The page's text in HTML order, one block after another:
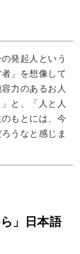
発起人という
」を想像して
力のあるお人
と、「人と人
もとには、今
うなと感じま
」日本語